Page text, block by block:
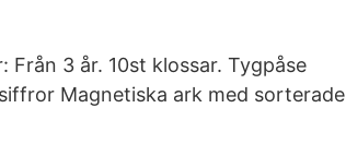
3 år. 10st klossar. Tygpåse
Magnetiska ark med sorterade